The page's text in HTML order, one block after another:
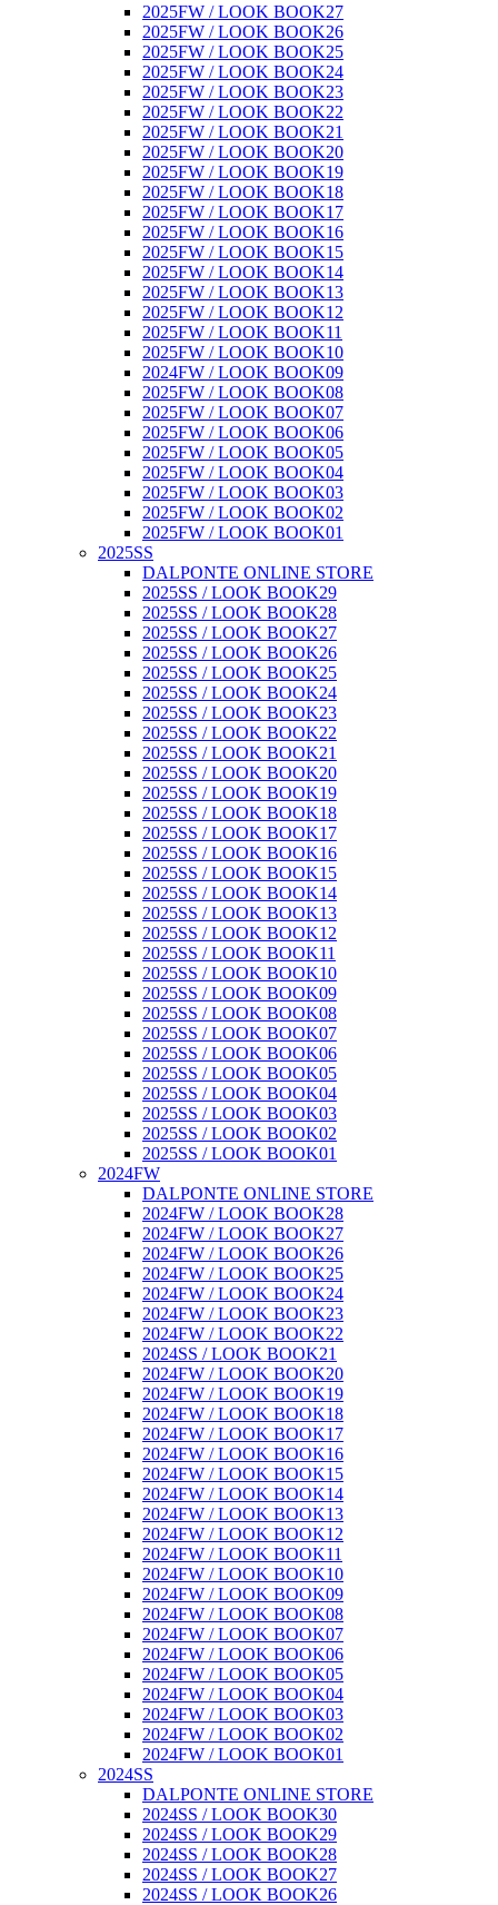
2025FW / LOOK BOOK27
2025FW / LOOK BOOK26
2025FW / LOOK BOOK25
2025FW / LOOK BOOK24
2025FW / LOOK BOOK23
2025FW / LOOK BOOK22
2025FW / LOOK BOOK21
2025FW / LOOK BOOK20
2025FW / LOOK BOOK19
2025FW / LOOK BOOK18
2025FW / LOOK BOOK17
2025FW / LOOK BOOK16
2025FW / LOOK BOOK15
2025FW / LOOK BOOK14
2025FW / LOOK BOOK13
2025FW / LOOK BOOK12
2025FW / LOOK BOOK11
2025FW / LOOK BOOK10
2024FW / LOOK BOOK09
2025FW / LOOK BOOK08
2025FW / LOOK BOOK07
2025FW / LOOK BOOK06
2025FW / LOOK BOOK05
2025FW / LOOK BOOK04
2025FW / LOOK BOOK03
2025FW / LOOK BOOK02
2025FW / LOOK BOOK01
2025SS
DALPONTE ONLINE STORE
2025SS / LOOK BOOK29
2025SS / LOOK BOOK28
2025SS / LOOK BOOK27
2025SS / LOOK BOOK26
2025SS / LOOK BOOK25
2025SS / LOOK BOOK24
2025SS / LOOK BOOK23
2025SS / LOOK BOOK22
2025SS / LOOK BOOK21
2025SS / LOOK BOOK20
2025SS / LOOK BOOK19
2025SS / LOOK BOOK18
2025SS / LOOK BOOK17
2025SS / LOOK BOOK16
2025SS / LOOK BOOK15
2025SS / LOOK BOOK14
2025SS / LOOK BOOK13
2025SS / LOOK BOOK12
2025SS / LOOK BOOK11
2025SS / LOOK BOOK10
2025SS / LOOK BOOK09
2025SS / LOOK BOOK08
2025SS / LOOK BOOK07
2025SS / LOOK BOOK06
2025SS / LOOK BOOK05
2025SS / LOOK BOOK04
2025SS / LOOK BOOK03
2025SS / LOOK BOOK02
2025SS / LOOK BOOK01
2024FW
DALPONTE ONLINE STORE
2024FW / LOOK BOOK28
2024FW / LOOK BOOK27
2024FW / LOOK BOOK26
2024FW / LOOK BOOK25
2024FW / LOOK BOOK24
2024FW / LOOK BOOK23
2024FW / LOOK BOOK22
2024SS / LOOK BOOK21
2024FW / LOOK BOOK20
2024FW / LOOK BOOK19
2024FW / LOOK BOOK18
2024FW / LOOK BOOK17
2024FW / LOOK BOOK16
2024FW / LOOK BOOK15
2024FW / LOOK BOOK14
2024FW / LOOK BOOK13
2024FW / LOOK BOOK12
2024FW / LOOK BOOK11
2024FW / LOOK BOOK10
2024FW / LOOK BOOK09
2024FW / LOOK BOOK08
2024FW / LOOK BOOK07
2024FW / LOOK BOOK06
2024FW / LOOK BOOK05
2024FW / LOOK BOOK04
2024FW / LOOK BOOK03
2024FW / LOOK BOOK02
2024FW / LOOK BOOK01
2024SS
DALPONTE ONLINE STORE
2024SS / LOOK BOOK30
2024SS / LOOK BOOK29
2024SS / LOOK BOOK28
2024SS / LOOK BOOK27
2024SS / LOOK BOOK26